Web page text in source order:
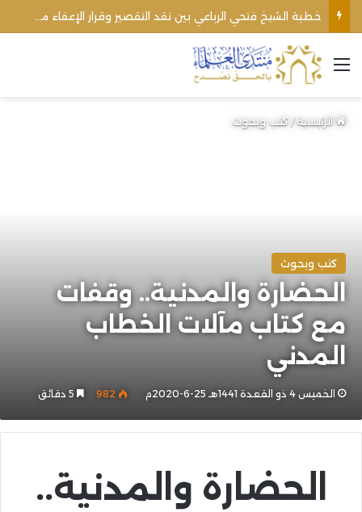
القائمة
الرئيسية/كتب وبحوث
كتب وبحوث
الحضارة والمدنية.. وقفات
مع كتاب مآلات الخطاب
المدني
الخميس 4 ذو القعدة 1441هـ 25-6-2020م 982
الحضارة والمدنية..